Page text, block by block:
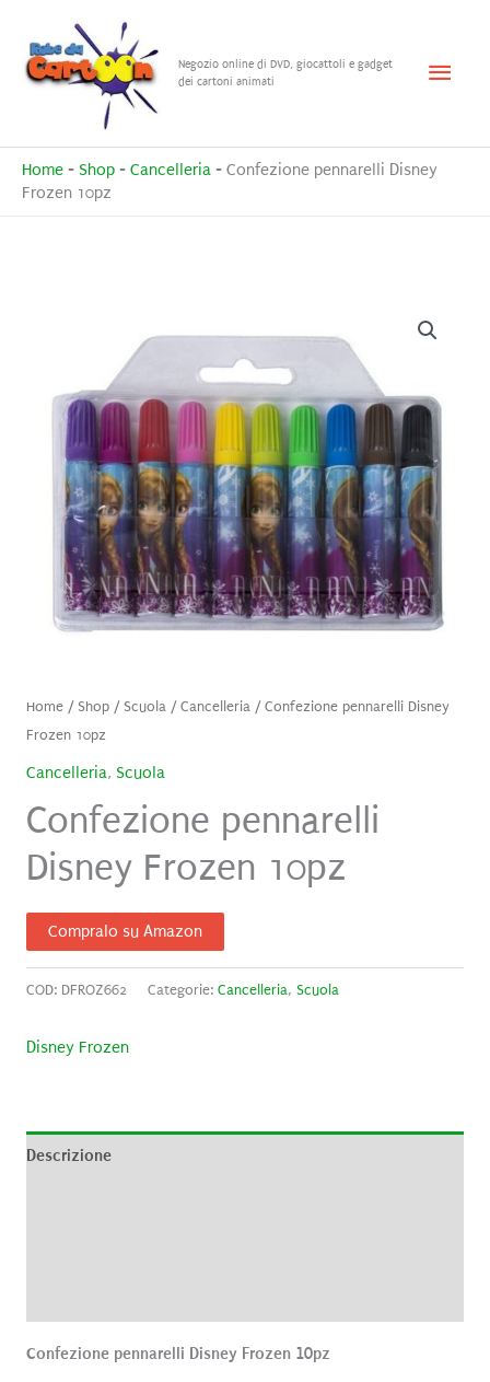
contenuto
Negozio online di DVD, giocattoli e gadget
dei cartoni animati
Menu
Home - Shop - Cancelleria - Confezione pennarelli Disney
Frozen 10pz
Home/ Shop/ Scuola/Cancelleria/ Confezione pennarelli Disney
Frozen 10pz
Cancelleria, Scuola
Confezione pennarelli
Disney Frozen 10pz
Compralo su Amazon
COD: DFROZ662 Categorie: Cancelleria, Scuola
Disney Frozen
Descrizione
Confezione pennarelli Disney Frozen 10pz